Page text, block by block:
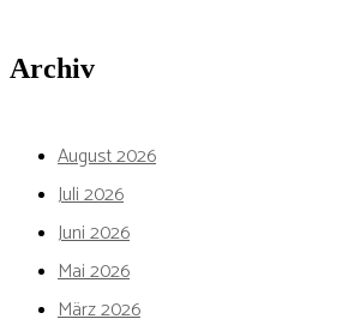
Archiv
August 2026
Juli 2026
Juni 2026
Mai 2026
März 2026